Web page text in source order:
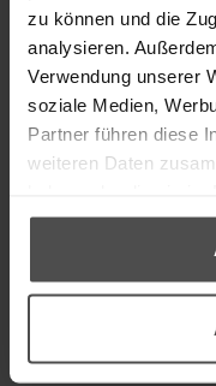
zu können und die
analysieren.
Verwendung unserer
soziale Medien,
Partner führen diese
weiteren Daten
gesammelt haben.